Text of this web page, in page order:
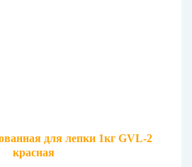
для лепки 1кг GVL-2
красная